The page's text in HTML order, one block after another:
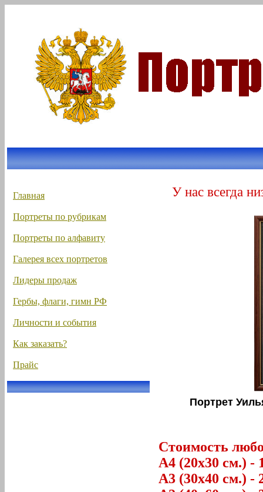
Главная
Портреты по рубрикам
Портреты по алфавиту
Галерея всех портретов
Лидеры продаж
Гербы, флаги, гимн РФ
Личности и события
Как заказать?
Прайс
У нас всегда
Портрет
Стоимость
А4 (20х30 см.) -
А3 (30х40 см.) -